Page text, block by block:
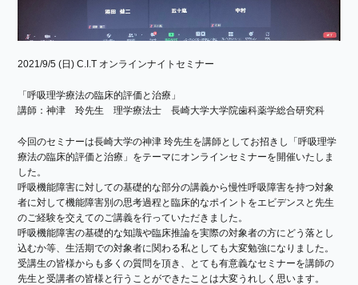
2021/9/5 (日) C.I.T オンラインナイトセミナー
「呼吸理学療法の臨床的評価と治療」
講師：神津 玲先生 理学療法士 長崎大学大学院歯科薬学総合研究科
今回のセミナーは長崎大学の神津 玲先生を講師としてお招きし「呼吸理学
療法の臨床的評価と治療」をテーマにオンラインセミナーを開催いたしま
した。
呼吸機能障害に対しての基礎的な部分の講義から慢性呼吸障害を持つ対象
者に対して機能障害別の思考過程と臨床的なポイントをエビデンスと先生
のご経験を交えてのご講義を行っていただきました。
呼吸機能障害の基礎的な知識や臨床推論を実際の対象者の方にどう落とし
込むか等、生活期での対象者に関わる私としても大変勉強になりました。
受講生の皆様からも多くの質問を頂き、とても有意義なセミナーを講師の
先生と受講者の皆様と行うことができたことは大変うれしく思います。